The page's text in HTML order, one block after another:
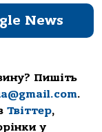
News
Пишіть
.
Твіттер,
у